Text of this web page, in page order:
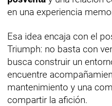
en una experiencia
Esa idea encaja con el
Triumph: no basta con
busca construir un
encuentre
mantenimiento y una
compartir la afición.